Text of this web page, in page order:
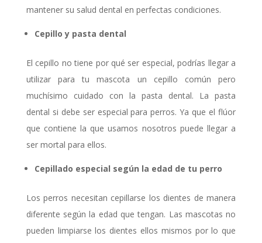
mantener su salud dental en perfectas condiciones.
Cepillo y pasta dental
El cepillo no tiene por qué ser especial, podrías llegar a
utilizar para tu mascota un cepillo común pero
muchísimo cuidado con la pasta dental. La pasta
dental si debe ser especial para perros. Ya que el flúor
que contiene la que usamos nosotros puede llegar a
ser mortal para ellos.
Cepillado especial según la edad de tu perro
Los perros necesitan cepillarse los dientes de manera
diferente según la edad que tengan. Las mascotas no
pueden limpiarse los dientes ellos mismos por lo que